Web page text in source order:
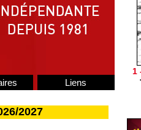
Liens
2027
1